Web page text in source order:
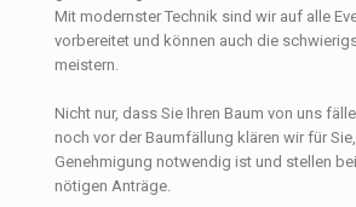
Mit modernster Technik sind wir auf alle
vorbereitet und können auch die
meistern.
Nicht nur, dass Sie Ihren Baum von uns
noch vor der Baumfällung klären wir für
Genehmigung notwendig ist und stellen
nötigen Anträge.